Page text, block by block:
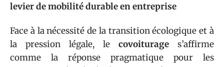
levier de mobilité durable en entreprise
Face à la nécessité de la transition écologique et à
la pression légale, le covoiturage s’affirme
comme la réponse pragmatique pour les